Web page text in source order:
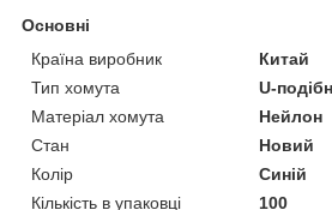
Основні
Країна виробник
Китай
Тип хомута
U-
Матеріал хомута
Нейлон
Стан
Новий
Колір
Синій
Кількість в упаковці
100